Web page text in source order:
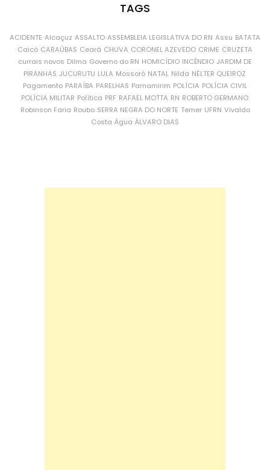
TAGS
ACIDENTE Alcaçuz ASSALTO ASSEMBLEIA LEGISLATIVA DO RN Assu BATATA
Caicó CARAÚBAS Ceará CHUVA CORONEL AZEVEDO CRIME CRUZETA
currais novos Dilma Governo do RN HOMICÍDIO INCÊNDIO JARDIM DE
PIRANHAS JUCURUTU LULA Mossoró NATAL Nilda NÉLTER QUEIROZ
Pagamento PARAÍBA PARELHAS Parnamirim POLÍCIA POLÍCIA CIVIL
POLÍCIA MILITAR Política PRF RAFAEL MOTTA RN ROBERTO GERMANO
Robinson Faria Roubo SERRA NEGRA DO NORTE Temer UFRN Vivaldo
Costa Água ÁLVARO DIAS